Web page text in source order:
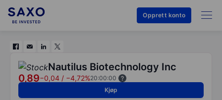
Opprett konto
Nautilus Biotechnology Inc
0,89−0,04 / −4,72%20:00:00
Kjøp